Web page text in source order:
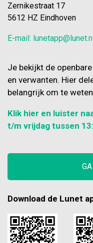
Zernikestraat 17
5612 HZ Eindhoven
E-mail:
Je bekijkt de
en verwanten. Hier
belangrijk om te
Klik hier en luister
t/m vrijdag tussen
Download de Lunet